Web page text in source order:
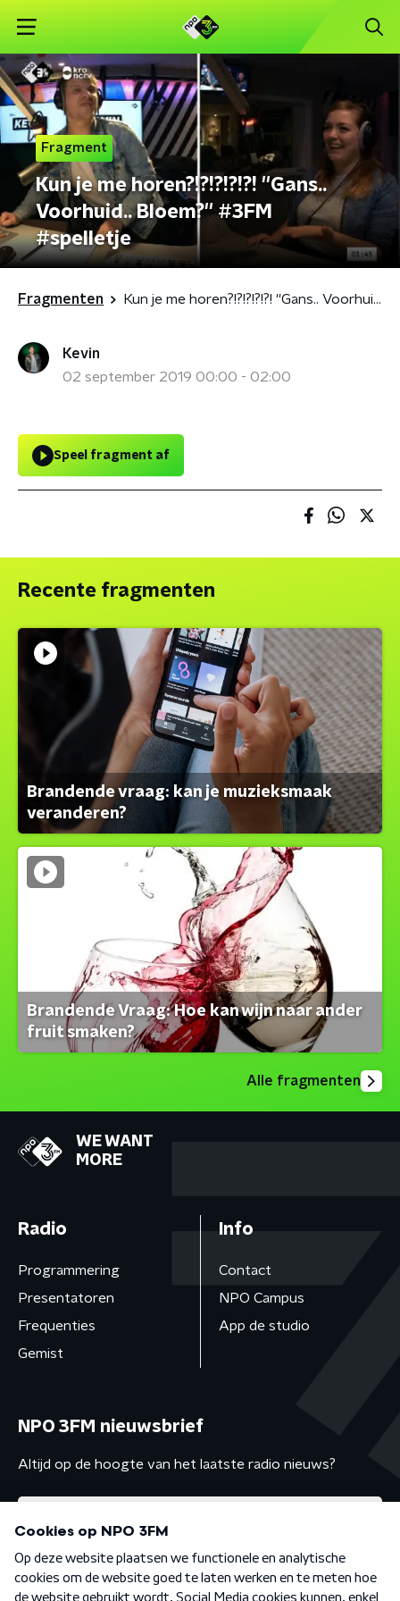
Fragment
Kun je me horen?!?!?!?!?! ''Gans..
Voorhuid.. Bloem?'' #3FM
#spelletje
Fragmenten Kun je me horen?!?!?!?!?! ''Gans.. Voorhuid.. Bloem?'' #3FM #spelletje
Kevin
02 september 2019 00:00 - 02:00
Speel fragment af
Recente fragmenten
Brandende vraag: kan je muzieksmaak
veranderen?
Brandende Vraag: Hoe kan wijn naar ander
fruit smaken?
Alle fragmenten
WE WANT
MORE
Radio
Programmering
Presentatoren
Frequenties
Gemist
Info
Contact
NPO Campus
App de studio
NPO 3FM nieuwsbrief
Altijd op de hoogte van het laatste radio nieuws?